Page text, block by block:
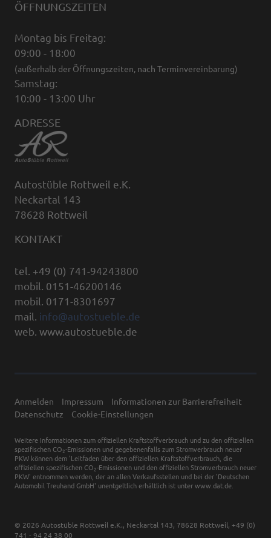
ÖFFNUNGSZEITEN
Montag bis Freitag:
09:00 - 18:00
(außerhalb der Öffnungszeiten, nach Terminvereinbarung)
Samstag:
10:00 - 13:00 Uhr
ADRESSE
Autostüble Rottweil e.K.
Neckartal 143
78628 Rottweil
KONTAKT
tel. +49 (0) 741-94243800
mobil. 0151-46200146
mobil. 0171-8301697
mail. info@autostueble.de
web. www.autostueble.de
Anmelden Impressum
Informationen zur Barrierefreiheit
Datenschutz
Cookie-Einstellungen
Weitere Informationen zum offiziellen Kraftstoffverbrauch und zu den offiziellen
spezifischen CO 2-Emissionen und gegebenenfalls zum Stromverbrauch neuer
PKW können dem 'Leitfaden über den offiziellen Kraftstoffverbrauch, die
offiziellen spezifischen CO 2-Emissionen und den offiziellen Stromverbrauch neuer
PKW' entnommen werden, der an allen Verkaufsstellen und bei der 'Deutschen
Automobil Treuhand GmbH' unentgeltlich erhältlich ist unter www.dat.de.
© 2026 Autostüble Rottweil e.K., Neckartal 143, 78628 Rottweil, +49 (0)
741 - 94 24 38 00